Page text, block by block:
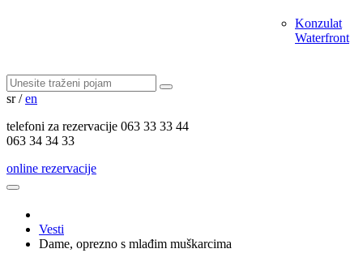
Konzulat
Waterfront
sr / en
telefoni za rezervacije 063 33 33 44
063 34 34 33
online rezervacije
Vesti
Dame, oprezno s mlađim muškarcima